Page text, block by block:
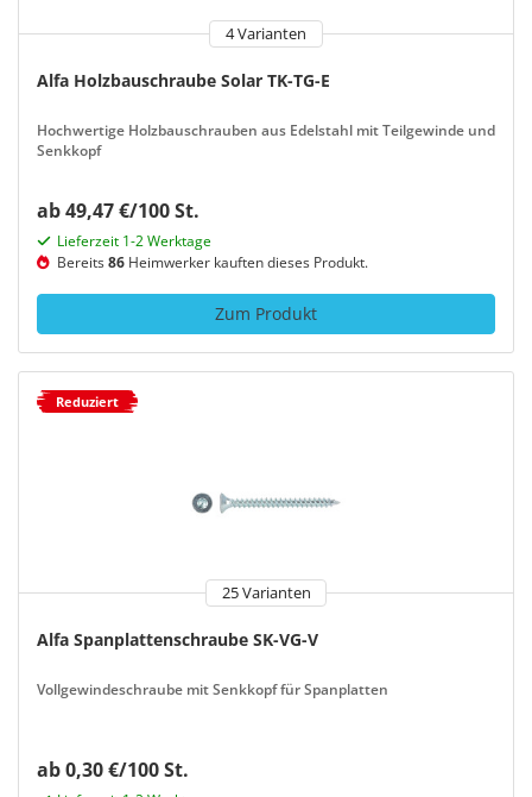
4 Varianten
Alfa Holzbauschraube Solar TK-TG-E
Hochwertige Holzbauschrauben aus Edelstahl mit Teilgewinde und
Senkkopf
ab 49,47 €/100 St.
Lieferzeit 1-2 Werktage
Bereits86 Heimwerker kauften dieses Produkt.
Zum Produkt
Reduziert
25 Varianten
Alfa Spanplattenschraube SK-VG-V
Vollgewindeschraube mit Senkkopf für Spanplatten
ab 0,30 €/100 St.